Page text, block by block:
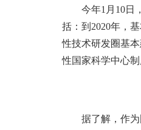
今年1月10日
括：到2020年，
性技术研发圈基
性国家科学中心
据了解，作